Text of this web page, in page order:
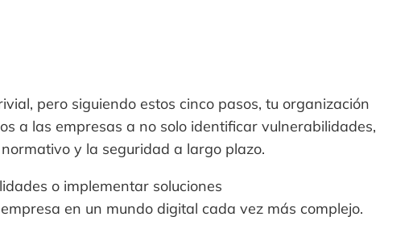
pero siguiendo estos cinco pasos, tu organización
a las empresas a no solo identificar vulnerabilidades,
y la seguridad a largo plazo.
o implementar soluciones
en un mundo digital cada vez más complejo.